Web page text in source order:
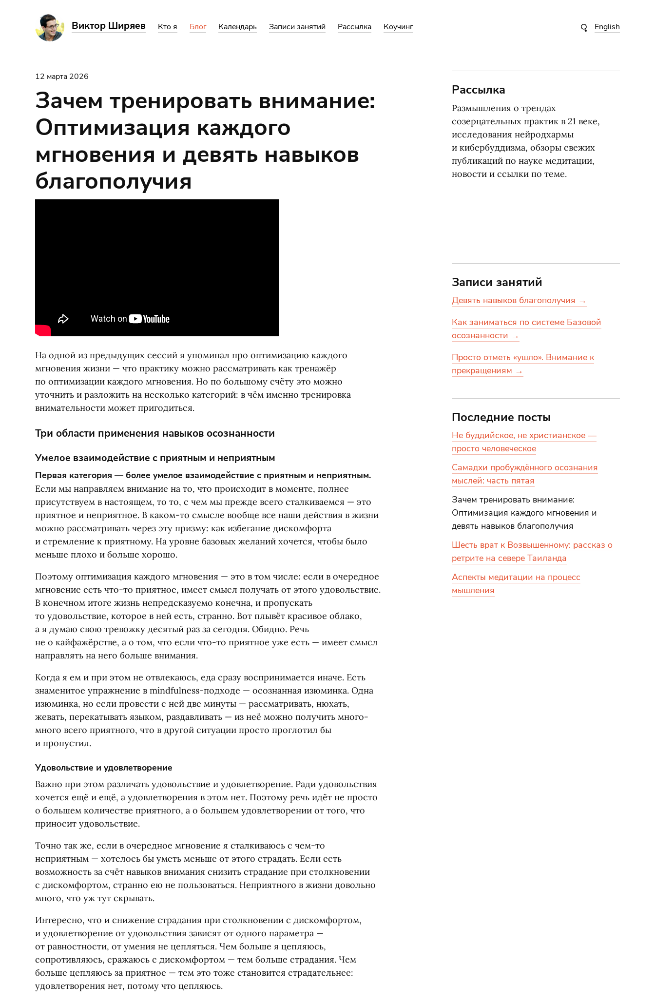
English
Виктор Ширяев Кто я Блог Календарь Записи занятий Рассылка Коучинг
12 марта 2026
Зачем тренировать внимание:
Оптимизация каждого
мгновения и девять навыков
благополучия
На одной из предыдущих сессий я упоминал про оптимизацию каждого
мгновения жизни — что практику можно рассматривать как тренажёр
по оптимизации каждого мгновения. Но по большому счёту это можно
уточнить и разложить на несколько категорий: в чём именно тренировка
внимательности может пригодиться.
Три области применения навыков осознанности
Умелое взаимодействие с приятным и неприятным
Первая категория — более умелое взаимодействие с приятным и неприятным.
Если мы направляем внимание на то, что происходит в моменте, полнее
присутствуем в настоящем, то то, с чем мы прежде всего сталкиваемся — это
приятное и неприятное. В каком-то смысле вообще все наши действия в жизни
можно рассматривать через эту призму: как избегание дискомфорта
и стремление к приятному. На уровне базовых желаний хочется, чтобы было
меньше плохо и больше хорошо.
Поэтому оптимизация каждого мгновения — это в том числе: если в очередное
мгновение есть что-то приятное, имеет смысл получать от этого удовольствие.
В конечном итоге жизнь непредсказуемо конечна, и пропускать
то удовольствие, которое в ней есть, странно. Вот плывёт красивое облако,
а я думаю свою тревожку десятый раз за сегодня. Обидно. Речь
не о кайфажёрстве, а о том, что если что-то приятное уже есть — имеет смысл
направлять на него больше внимания.
Когда я ем и при этом не отвлекаюсь, еда сразу воспринимается иначе. Есть
знаменитое упражнение в mindfulness-подходе — осознанная изюминка. Одна
изюминка, но если провести с ней две минуты — рассматривать, нюхать,
жевать, перекатывать языком, раздавливать — из неё можно получить много-
много всего приятного, что в другой ситуации просто проглотил бы
и пропустил.
Удовольствие и удовлетворение
Важно при этом различать удовольствие и удовлетворение. Ради удовольствия
хочется ещё и ещё, а удовлетворения в этом нет. Поэтому речь идёт не просто
о большем количестве приятного, а о большем удовлетворении от того, что
приносит удовольствие.
Точно так же, если в очередное мгновение я сталкиваюсь с чем-то
неприятным — хотелось бы уметь меньше от этого страдать. Если есть
возможность за счёт навыков внимания снизить страдание при столкновении
с дискомфортом, странно ею не пользоваться. Неприятного в жизни довольно
много, что уж тут скрывать.
Интересно, что и снижение страдания при столкновении с дискомфортом,
и удовлетворение от удовольствия зависят от одного параметра —
от равностности, от умения не цепляться. Чем больше я цепляюсь,
сопротивляюсь, сражаюсь с дискомфортом — тем больше страдания. Чем
больше цепляюсь за приятное — тем это тоже становится страдательнее:
удовлетворения нет, потому что цепляюсь.
Рассылка
Размышления о трендах
созерцательных практик в 21 веке,
исследования нейродхармы
и кибербуддизма, обзоры свежих
публикаций по науке медитации,
новости и ссылки по теме.
Записи занятий
Девять навыков благополучия →
Как заниматься по системе Базовой
осознанности →
Просто отметь «ушло». Внимание к
прекращениям →
Последние посты
Не буддийское, не христианское —
просто человеческое
Самадхи пробуждённого осознания
мыслей: часть пятая
Зачем тренировать внимание:
Оптимизация каждого мгновения и
девять навыков благополучия
Шесть врат к Возвышенному: рассказ о
ретрите на севере Таиланда
Аспекты медитации на процесс
мышления